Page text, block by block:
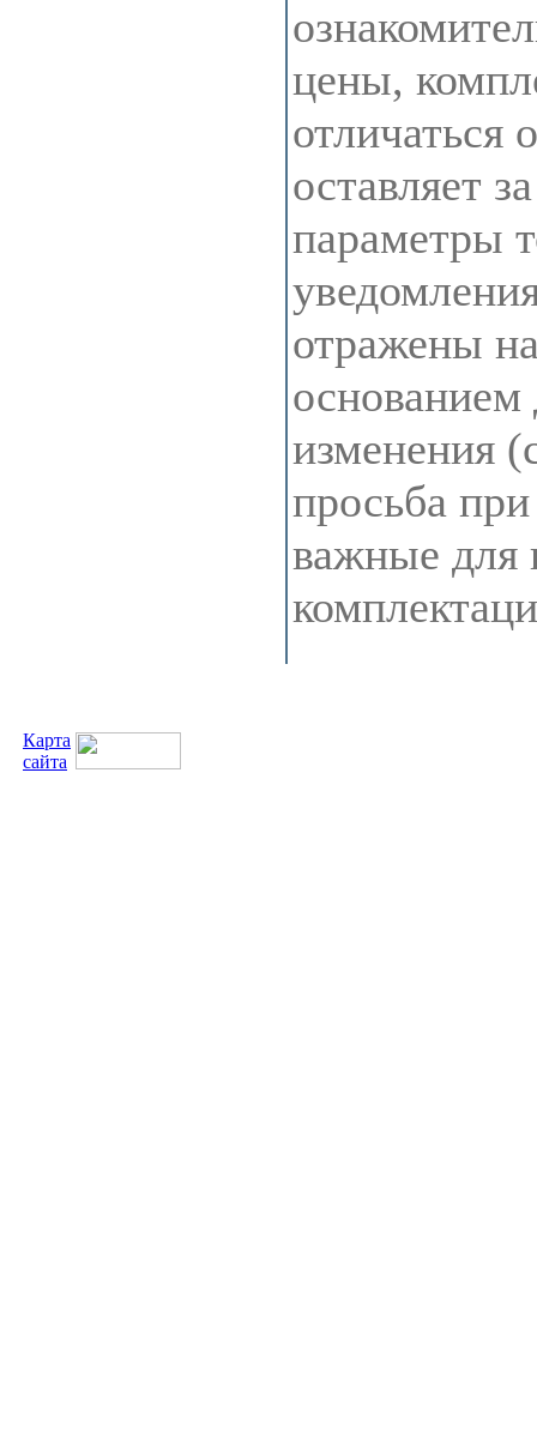
цены,
отличаться
оставляет
параметры
отражены
основанием
изменения
просьба
важные для
Карта
сайта